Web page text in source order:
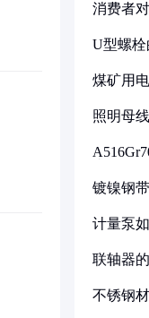
消费者
U型螺
煤矿用
照明母
镀镍钢
计量泵
联轴器
不锈钢